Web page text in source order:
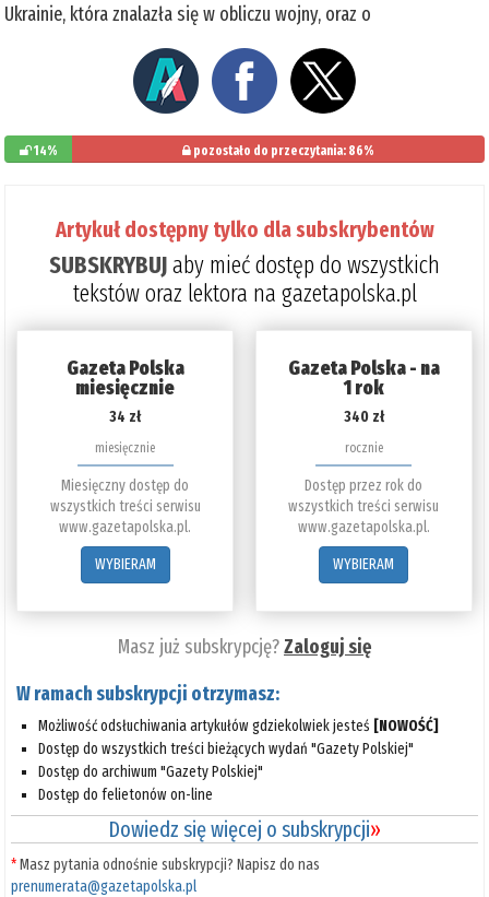
Ukrainie, która znalazła się w obliczu wojny, oraz o
14% pozostało do przeczytania: 86%
Artykuł dostępny tylko dla subskrybentów
SUBSKRYBUJaby mieć dostęp do wszystkich
tekstów oraz lektora na gazetapolska.pl
Gazeta Polska
miesięcznie
34 zł
miesięcznie
Miesięczny dostęp do
wszystkich treści serwisu
www.gazetapolska.pl.
WYBIERAM
Gazeta Polska - na
1 rok
340 zł
rocznie
Dostęp przez rok do
wszystkich treści serwisu
www.gazetapolska.pl.
WYBIERAM
Masz już subskrypcję?Zaloguj się
W ramach subskrypcji otrzymasz:
Możliwość odsłuchiwania artykułów gdziekolwiek jesteś [NOWOŚĆ]
Dostęp do wszystkich treści bieżących wydań "Gazety Polskiej"
Dostęp do archiwum "Gazety Polskiej"
Dostęp do felietonów on-line
Dowiedz się więcej o subskrypcji»
*Masz pytania odnośnie subskrypcji? Napisz do nas
prenumerata@gazetapolska.pl